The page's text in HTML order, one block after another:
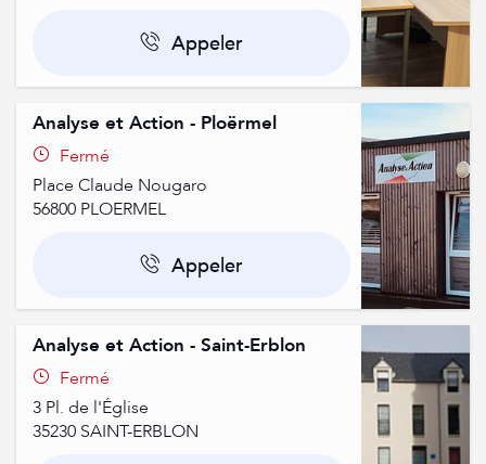
Appeler
Analyse et Action - Ploërmel
Fermé
Place Claude Nougaro
56800 PLOERMEL
Appeler
Analyse et Action - Saint-Erblon
Fermé
3 Pl. de l'Église
35230 SAINT-ERBLON